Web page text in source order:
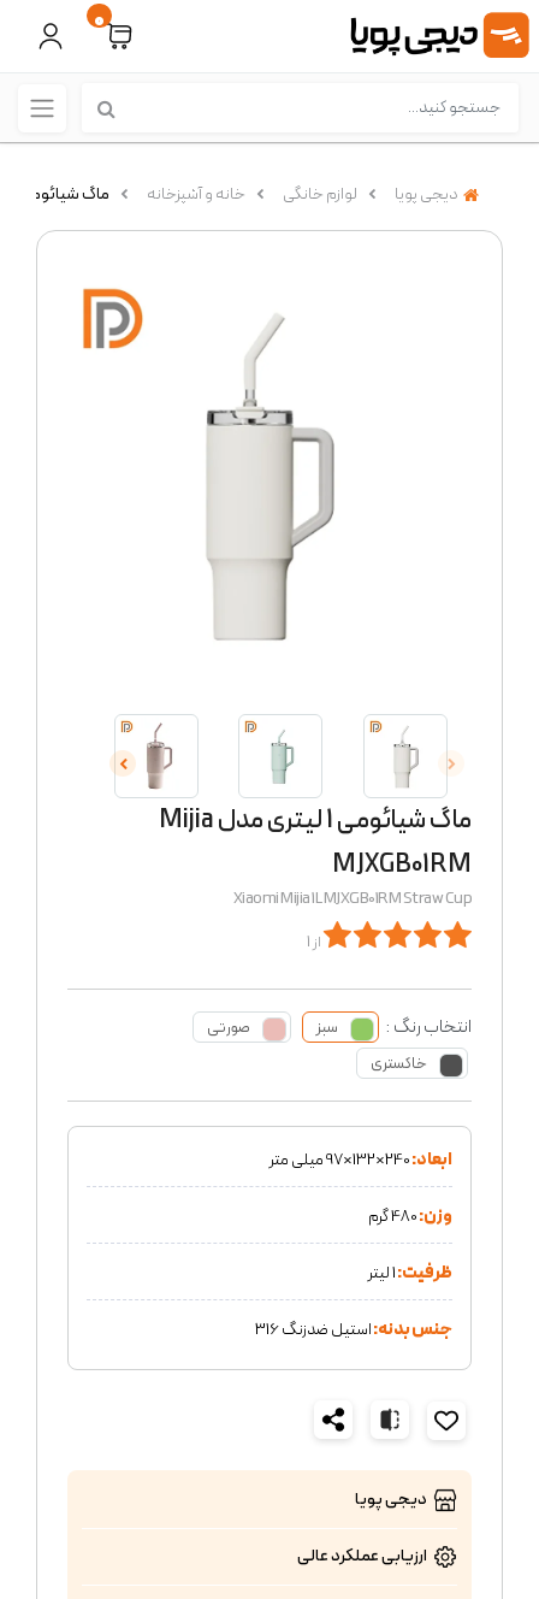
0
دیجی پویا لوازم خانگی خانه و آشپزخانه ماگ شیائومی 1 لیتری مدل Mijia MJXGB01RM
ماگ شیائومی 1 لیتری مدل Mijia
MJXGB01RM
Xiaomi Mijia 1L MJXGB01RM Straw Cup
از 1
انتخاب رنگ : سبز
صورتی
خاکستری
ابعاد:240×132×97 میلی متر
وزن:480 گرم
ظرفیت:1 لیتر
جنس بدنه:استیل ضدزنگ 316
دیجی پویا
ارزیابی عملکردعالی